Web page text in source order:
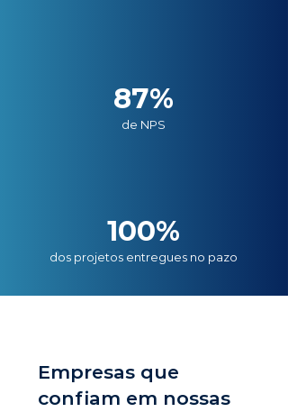
87%
de NPS
100%
dos projetos entregues no pazo
Empresas que
confiam em nossas